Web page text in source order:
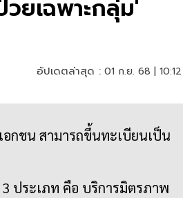
ยเฉพาะกลุ่ม'
อัปเดตล่าสุด : 01 ก.ย. 68 |
กชน สามารถขึ้นทะเบียนเป็น
ประเภท คือ บริการมิตรภาพ